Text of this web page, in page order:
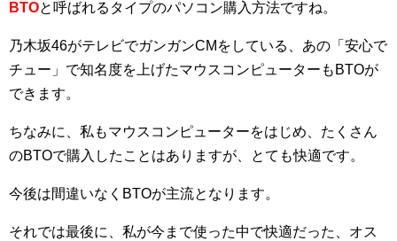
BTOと呼ばれるタイプのパソコン購入方法ですね。
乃木坂46がテレビでガンガンCMをしている、あの「安心で
チュー」で知名度を上げたマウスコンピューターもBTOが
できます。
ちなみに、私もマウスコンピューターをはじめ、たくさん
のBTOで購入したことはありますが、とても快適です。
今後は間違いなくBTOが主流となります。
それでは最後に、私が今まで使った中で快適だった、オス